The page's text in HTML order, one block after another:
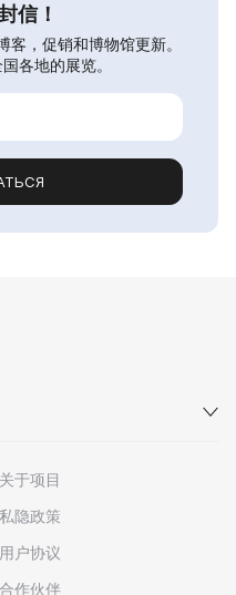
信！
，促销和博物馆更新。
各地的展览。
关于项目
私隐政策
用户协议
合作伙伴